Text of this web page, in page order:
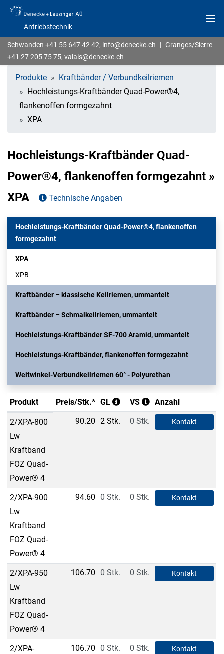
Antriebstechnik
Schwanden +41 55 647 42 42, info@denecke.ch | Granges/Sierre
+41 27 205 75 75, valais@denecke.ch
Produkte
Kraftbänder / Verbundkeilriemen
Hochleistungs-Kraftbänder Quad-Power®4,
flankenoffen formgezahnt
XPA
Hochleistungs-Kraftbänder Quad-
Power®4, flankenoffen formgezahnt »
XPA
Technische Angaben
Hochleistungs-Kraftbänder Quad-Power®4, flankenoffen
formgezahnt
XPA
XPB
Kraftbänder – klassische Keilriemen, ummantelt
Kraftbänder – Schmalkeilriemen, ummantelt
Hochleistungs-Kraftbänder SF-700 Aramid, ummantelt
Hochleistungs-Kraftbänder, flankenoffen formgezahnt
Weitwinkel-Verbundkeilriemen 60° - Polyurethan
Produkt Preis/Stk.* GL VS Anzahl
2/XPA-800
Lw
Kraftband
FOZ Quad-
Power® 4
90.20 2 Stk. 0 Stk. Kontakt
2/XPA-900
Lw
Kraftband
FOZ Quad-
Power® 4
94.60 0 Stk. 0 Stk. Kontakt
2/XPA-950
Lw
Kraftband
FOZ Quad-
Power® 4
106.70 0 Stk. 0 Stk. Kontakt
2/XPA-
106.70 0 Stk. 0 Stk. Kontakt